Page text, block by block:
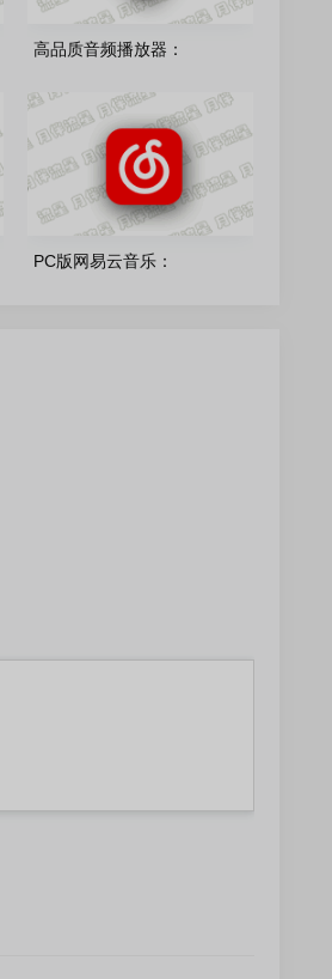
高品质音频播放器：
汉化版
PC版网易云音乐：